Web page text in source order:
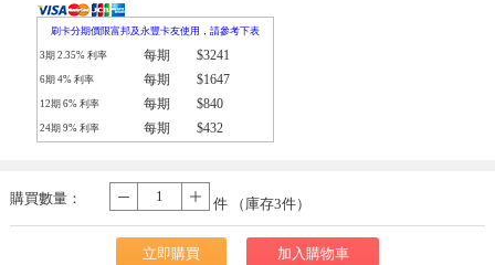
刷卡分期價限富邦及永豐卡友使用，請參考下表
3期 2.35% 利率 每期 $3241
6期 4% 利率 每期 $1647
12期 6% 利率 每期 $840
24期 9% 利率 每期 $432
購買數量：
- 件 （庫存3件）
立即購買 加入購物車